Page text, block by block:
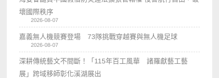
壞國際秩序
2026-08-07
嘉義無人機競賽登場 73隊挑戰穿越賽與無人機足球
2026-08-07
深耕傳統藝文不間斷！「115年百工風華 諸羅獻藝工藝
展」跨域移師彰化溪湖展出